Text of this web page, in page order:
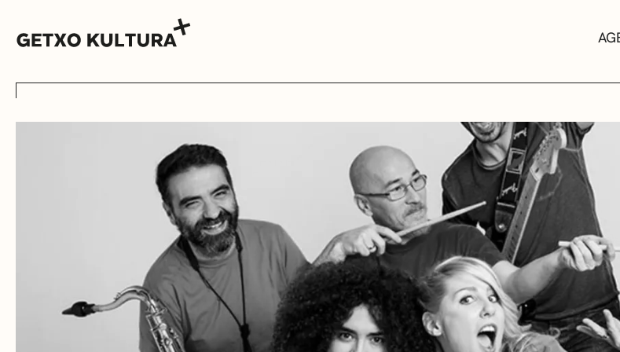
AGENDA
MUXIKEBARRI
KONTAKTUA
KULTUR
MUSIKA